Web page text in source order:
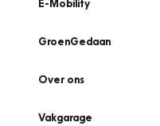
E-Mobility
GroenGedaan
Over ons
Vakgarage